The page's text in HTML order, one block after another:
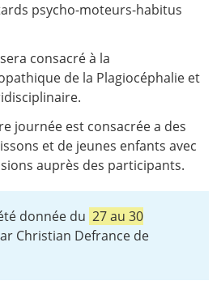
psycho-moteurs-habitus
consacré à la
de la Plagiocéphalie et
journée est consacrée a des
et de jeunes enfants avec
auprès des participants.
donnée du 27au 30
Christian Defrance de